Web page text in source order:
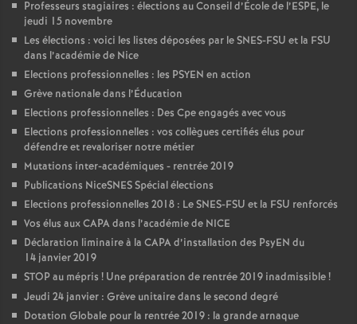
Professeurs stagiaires : élections au Conseil d’École de l’ESPE, le
jeudi 15 novembre
Les élections : voici les listes déposées par le SNES-FSU et la FSU
dans l’académie de Nice
Elections professionnelles : les PSYEN en action
Grève nationale dans l’Éducation
Elections professionnelles : Des Cpe engagés avec vous
Elections professionnelles : vos collègues certifiés élus pour
défendre et revaloriser notre métier
Mutations inter-académiques - rentrée 2019
Publications NiceSNES Spécial élections
Elections professionnelles 2018 : Le SNES-FSU et la FSU renforcés
Vos élus aux CAPA dans l’académie de NICE
Déclaration liminaire à la CAPA d’installation des PsyEN du
14 janvier 2019
STOP au mépris ! Une préparation de rentrée 2019 inadmissible!
Jeudi 24 janvier : Grève unitaire dans le second degré
Dotation Globale pour la rentrée 2019 : la grande arnaque